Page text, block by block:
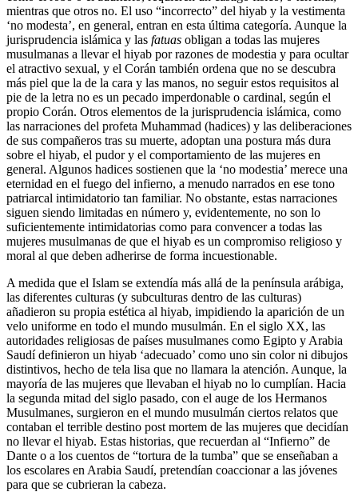
mientras que otros no. El uso “incorrecto” del hiyab y la vestimenta
‘no modesta’, en general, entran en esta última categoría. Aunque la
jurisprudencia islámica y las fatuas obligan a todas las mujeres
musulmanas a llevar el hiyab por razones de modestia y para ocultar
el atractivo sexual, y el Corán también ordena que no se descubra
más piel que la de la cara y las manos, no seguir estos requisitos al
pie de la letra no es un pecado imperdonable o cardinal, según el
propio Corán. Otros elementos de la jurisprudencia islámica, como
las narraciones del profeta Muhammad (hadices) y las deliberaciones
de sus compañeros tras su muerte, adoptan una postura más dura
sobre el hiyab, el pudor y el comportamiento de las mujeres en
general. Algunos hadices sostienen que la ‘no modestia’ merece una
eternidad en el fuego del infierno, a menudo narrados en ese tono
patriarcal intimidatorio tan familiar. No obstante, estas narraciones
siguen siendo limitadas en número y, evidentemente, no son lo
suficientemente intimidatorias como para convencer a todas las
mujeres musulmanas de que el hiyab es un compromiso religioso y
moral al que deben adherirse de forma incuestionable.
A medida que el Islam se extendía más allá de la península arábiga,
las diferentes culturas (y subculturas dentro de las culturas)
añadieron su propia estética al hiyab, impidiendo la aparición de un
velo uniforme en todo el mundo musulmán. En el siglo XX, las
autoridades religiosas de países musulmanes como Egipto y Arabia
Saudí definieron un hiyab ‘adecuado’ como uno sin color ni dibujos
distintivos, hecho de tela lisa que no llamara la atención. Aunque, la
mayoría de las mujeres que llevaban el hiyab no lo cumplían. Hacia
la segunda mitad del siglo pasado, con el auge de los Hermanos
Musulmanes, surgieron en el mundo musulmán ciertos relatos que
contaban el terrible destino post mortem de las mujeres que decidían
no llevar el hiyab. Estas historias, que recuerdan al “Infierno” de
Dante o a los cuentos de “tortura de la tumba” que se enseñaban a
los escolares en Arabia Saudí, pretendían coaccionar a las jóvenes
para que se cubrieran la cabeza.